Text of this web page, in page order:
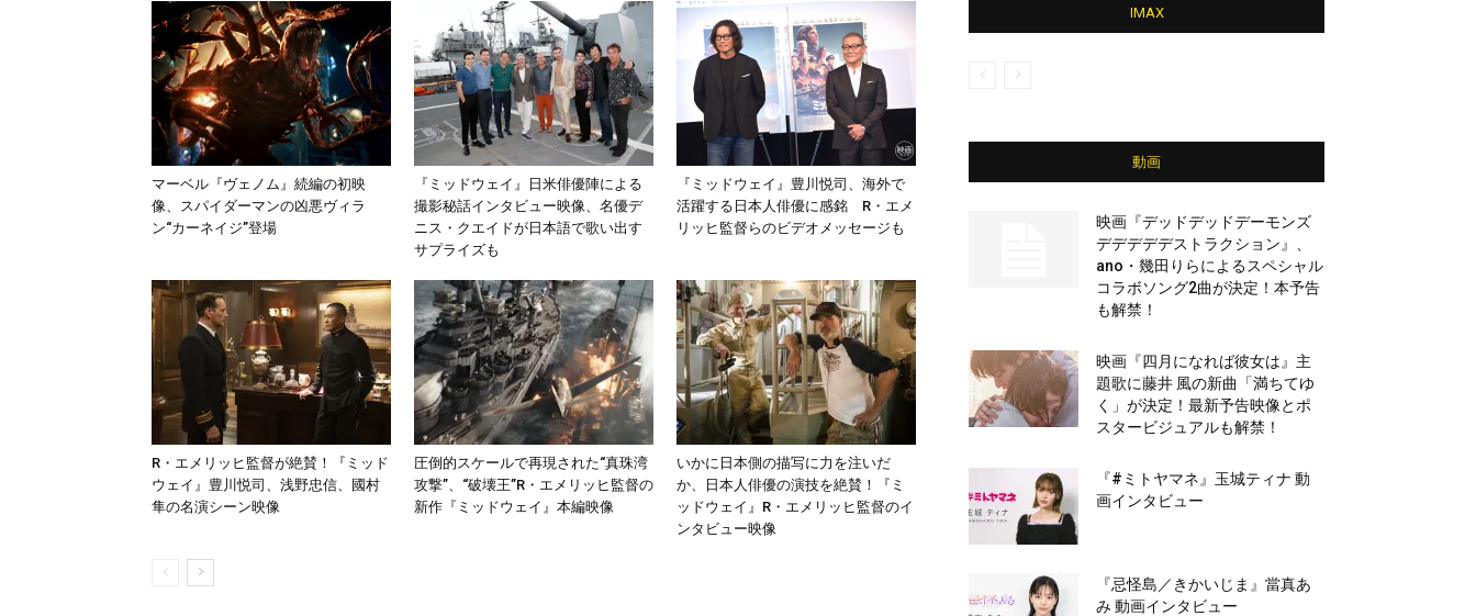
マーベル『ヴェノム』続編の初映
像、スパイダーマンの凶悪ヴィラ
ン“カーネイジ”登場
『ミッドウェイ』日米俳優陣による
撮影秘話インタビュー映像、名優デ
ニス・クエイドが日本語で歌い出す
サプライズも
『ミッドウェイ』豊川悦司、海外で
活躍する日本人俳優に感銘 R・エメ
リッヒ監督らのビデオメッセージも
R・エメリッヒ監督が絶賛！『ミッド
ウェイ』豊川悦司、浅野忠信、國村
隼の名演シーン映像
圧倒的スケールで再現された“真珠湾
攻撃”、“破壊王”R・エメリッヒ監督の
新作『ミッドウェイ』本編映像
いかに日本側の描写に力を注いだ
か、日本人俳優の演技を絶賛！『ミ
ッドウェイ』R・エメリッヒ監督のイ
ンタビュー映像
IMAX
動画
映画『デッドデッドデーモンズ
デデデデデストラクション』、
ano・幾田りらによるスペシャル
コラボソング2曲が決定！本予告
も解禁！
映画『四月になれば彼女は』主
題歌に藤井 風の新曲「満ちてゆ
く」が決定！最新予告映像とポ
スタービジュアルも解禁！
『#ミトヤマネ』玉城ティナ 動
画インタビュー
『忌怪島／きかいじま』當真あ
み 動画インタビュー